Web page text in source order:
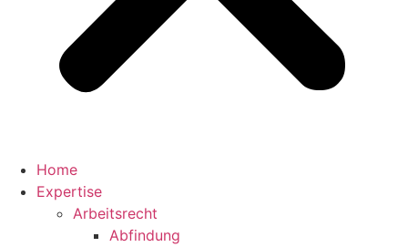
Home
Expertise
Arbeitsrecht
Abfindung